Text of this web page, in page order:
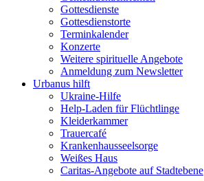
Gottesdienste
Gottesdienstorte
Terminkalender
Konzerte
Weitere spirituelle Angebote
Anmeldung zum Newsletter
Urbanus hilft
Ukraine-Hilfe
Help-Laden für Flüchtlinge
Kleiderkammer
Trauercafé
Krankenhausseelsorge
Weißes Haus
Caritas-Angebote auf Stadtebene